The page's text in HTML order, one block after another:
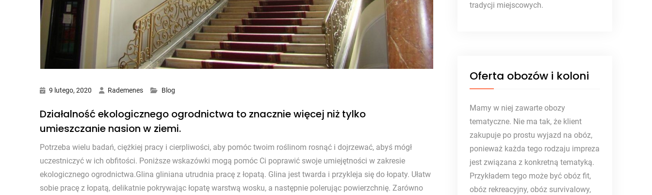
9 lutego, 2020 Rademenes Blog
Działalność ekologicznego ogrodnictwa to znacznie więcej niż tylko
umieszczanie nasion w ziemi.
Potrzeba wielu badań, ciężkiej pracy i cierpliwości, aby pomóc twoim roślinom rosnąć i dojrzewać, abyś mógł
uczestniczyć w ich obfitości. Poniższe wskazówki mogą pomóc Ci poprawić swoje umiejętności w zakresie
ekologicznego ogrodnictwa.Glina gliniana utrudnia pracę z łopatą. Glina jest twarda i przykleja się do łopaty. Ułatw
sobie pracę z łopatą, delikatnie pokrywając łopatę warstwą wosku, a następnie polerując powierzchnię. Zarówno
tradycji miejscowych.
Oferta obozów i koloni
Mamy w niej zawarte obozy
tematyczne. Nie ma tak, że klient
zakupuje po prostu wyjazd na obóz,
ponieważ każda tego rodzaju impreza
jest związana z konkretną tematyką.
Przykładem tego może być obóz fit,
obóz rekreacyjny, obóz survivalowy,